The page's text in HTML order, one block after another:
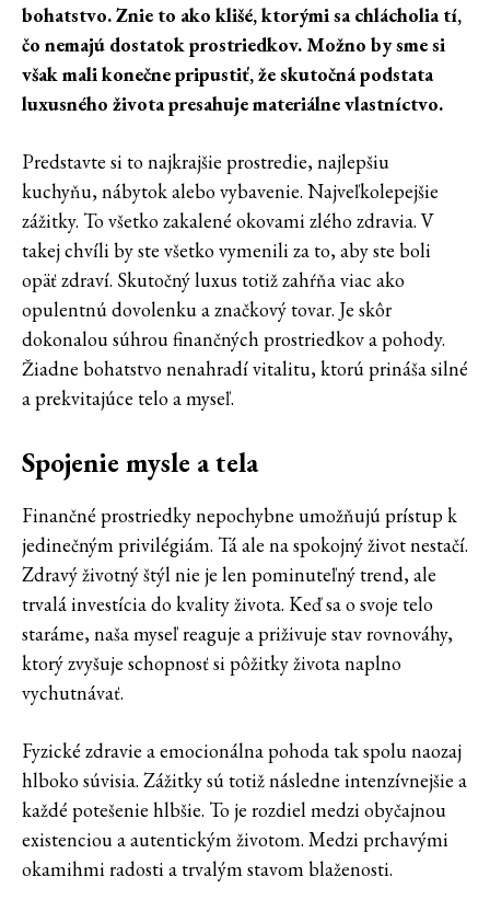
bohatstvo. Znie to ako klišé, ktorými sa chlácholia tí,
čo nemajú dostatok prostriedkov. Možno by sme si
však mali konečne pripustiť, že skutočná podstata
luxusného života presahuje materiálne vlastníctvo.
Predstavte si to najkrajšie prostredie, najlepšiu
kuchyňu, nábytok alebo vybavenie. Najveľkolepejšie
zážitky. To všetko zakalené okovami zlého zdravia. V
takej chvíli by ste všetko vymenili za to, aby ste boli
opäť zdraví. Skutočný luxus totiž zahŕňa viac ako
opulentnú dovolenku a značkový tovar. Je skôr
dokonalou súhrou finančných prostriedkov a pohody.
Žiadne bohatstvo nenahradí vitalitu, ktorú prináša silné
a prekvitajúce telo a myseľ.
Spojenie mysle a tela
Finančné prostriedky nepochybne umožňujú prístup k
jedinečným privilégiám. Tá ale na spokojný život nestačí.
Zdravý životný štýl nie je len pominuteľný trend, ale
trvalá investícia do kvality života. Keď sa o svoje telo
staráme, naša myseľ reaguje a priživuje stav rovnováhy,
ktorý zvyšuje schopnosť si pôžitky života naplno
vychutnávať.
Fyzické zdravie a emocionálna pohoda tak spolu naozaj
hlboko súvisia. Zážitky sú totiž následne intenzívnejšie a
každé potešenie hlbšie. To je rozdiel medzi obyčajnou
existenciou a autentickým životom. Medzi prchavými
okamihmi radosti a trvalým stavom blaženosti.